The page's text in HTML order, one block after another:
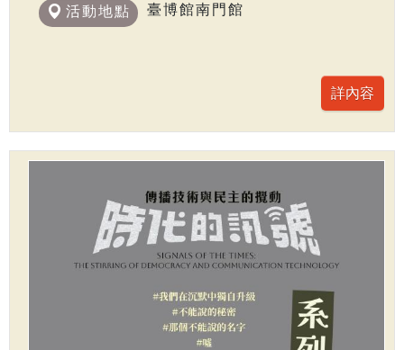
活動地點 臺博館南門館